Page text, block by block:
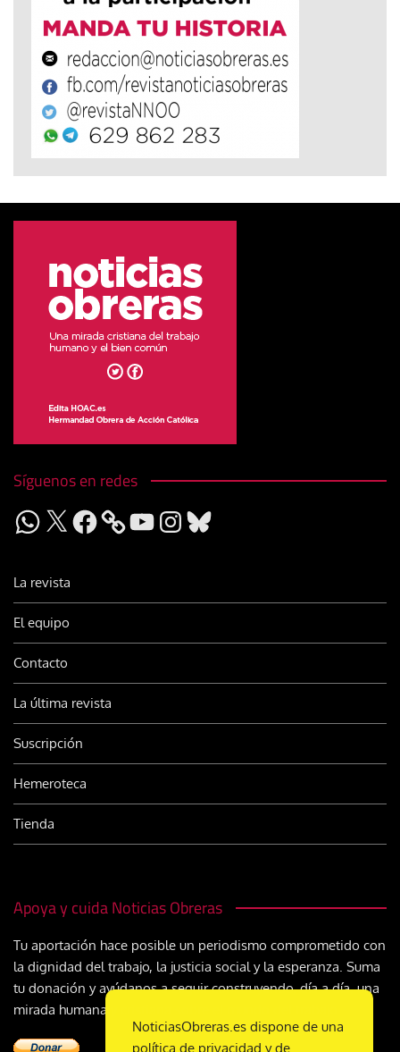
Síguenos en redes
WhatsApp
X Facebook YouTubeInstagram
Bluesky
La revista
El equipo
Contacto
La última revista
Suscripción
Hemeroteca
Tienda
Apoya y cuida Noticias Obreras
Tu aportación hace posible un periodismo comprometido con
la dignidad del trabajo, la justicia social y la esperanza. Suma
tu donación y ayúdanos a seguir construyendo, día a día, una
mirada humana y cristiana sobre el mundo del trabajo
NoticiasObreras.es dispone de una
política de privacidad y de